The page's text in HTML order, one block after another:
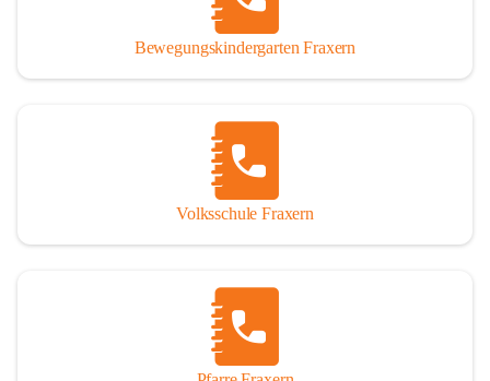
Bewegungskindergarten Fraxern
Volksschule Fraxern